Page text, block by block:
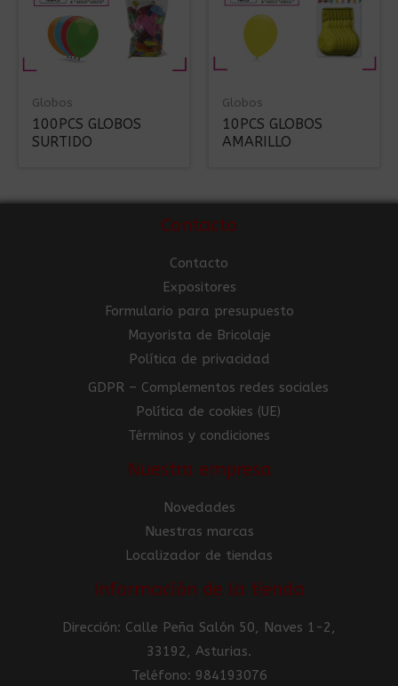
Globos
100PCS GLOBOS
SURTIDO
Globos
10PCS GLOBOS
AMARILLO
Contacto
Contacto
Expositores
Formulario para presupuesto
Mayorista de Bricolaje
Política de privacidad
GDPR – Complementos redes sociales
Política de cookies (UE)
Términos y condiciones
Nuestra empresa
Novedades
Nuestras marcas
Localizador de tiendas
Información de la tienda
Dirección: Calle Peña Salón 50, Naves 1-2,
33192, Asturias.
Teléfono: 984193076